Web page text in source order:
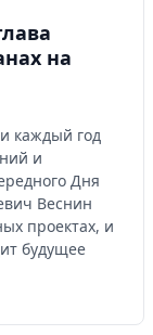
на
каждый год
и
Дня
Веснин
проектах, и
будущее